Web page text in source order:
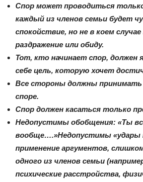
Спор может проводиться
каждый из членов семьи будет
спокойствие, но не в коем случае
раздражение или обиду.
Тот, кто начинает спор, должен
себе цель, которую хочет
Все стороны должны принимать
споре.
Спор должен касаться только
Недопустимы обобщения: «Ты
вообще….»Недопустимы «удары
применение аргументов,
одного из членов семьи
психические расстройства,